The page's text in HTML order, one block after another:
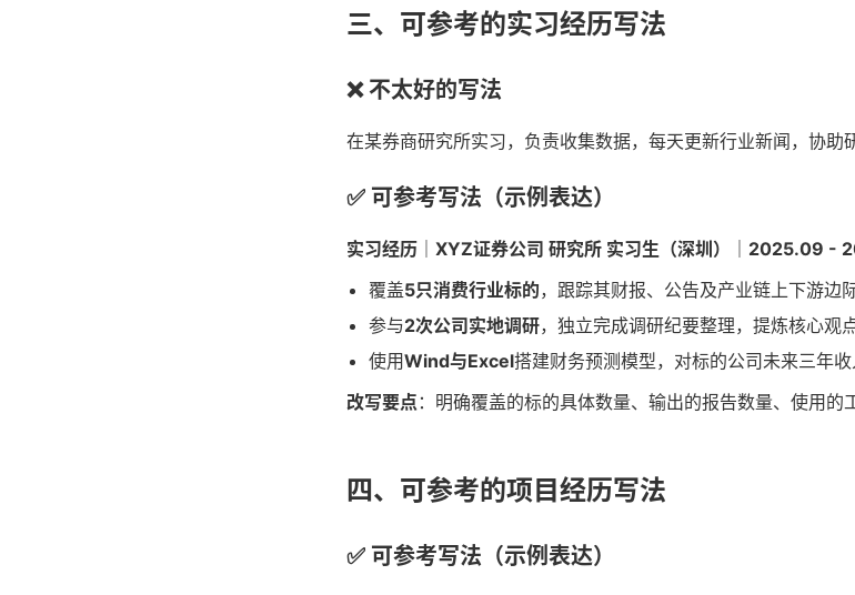
三、可参考的实习经历写法
❌ 不太好的写法
在某券商研究所实习，负责收集数据，每天更新行业新闻，协助
✅ 可参考写法（示例表达）
实习经历｜XYZ证券公司 研究所 实习生（深圳）｜2025.09 -
覆盖5只消费行业标的，跟踪其财报、公告及产业链上下游边
参与2次公司实地调研，独立完成调研纪要整理，提炼核心观
使用Wind与Excel搭建财务预测模型，对标的公司未来三年收
改写要点 ：明确覆盖的标的具体数量、输出的报告数量、使用的
四、可参考的项目经历写法
✅ 可参考写法（示例表达）